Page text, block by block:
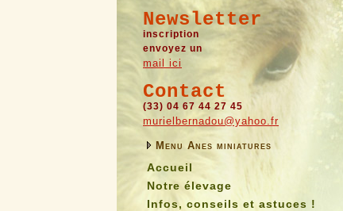
Newsletter
inscription
envoyez un
mail ici
Contact
(33) 04 67 44 27 45
murielbernadou@yahoo.fr
Menu Anes miniatures
Accueil
Notre élevage
Infos, conseils et astuces !